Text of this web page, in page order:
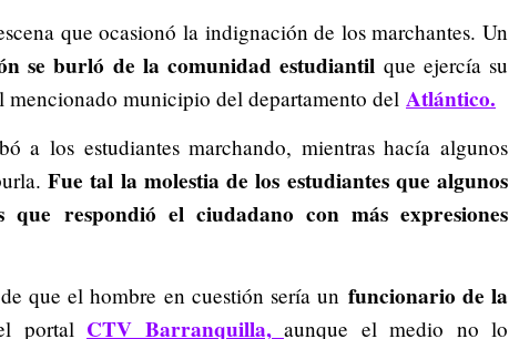
que ocasionó la indignación de los marchantes. Un
se burló de la comunidad estudiantil que ejercía su
mencionado municipio del departamento del Atlántico.
a los estudiantes marchando, mientras hacía algunos
Fue tal la molestia de los estudiantes que algunos
respondió el ciudadano con más expresiones
que el hombre en cuestión sería un funcionario de la
portal CTV Barranquilla, aunque el medio no lo